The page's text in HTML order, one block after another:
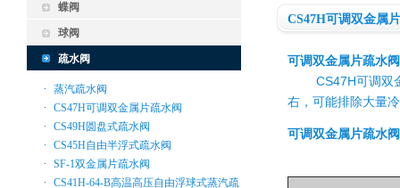
蝶阀
球阀
疏水阀
蒸汽疏水阀
CS47H可调双金属片疏水阀
CS49H圆盘式疏水阀
CS45H自由半浮式疏水阀
SF-1双金属片疏水阀
CS41H-64-B高温高压自由浮球式蒸汽疏
CS47H可调双金属
可调双金属片疏水阀
CS47H可调双金
右，可能排除大量
可调双金属片疏水阀